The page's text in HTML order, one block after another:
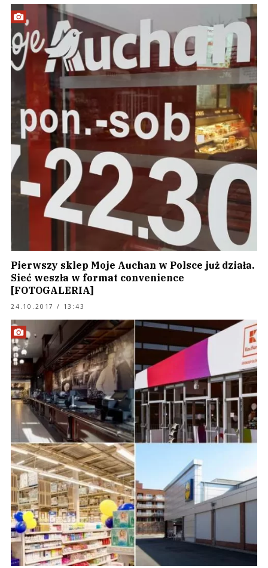
Pierwszy sklep Moje Auchan w Polsce już działa.
Sieć weszła w format convenience
[FOTOGALERIA]
24.10.2017 / 13:43